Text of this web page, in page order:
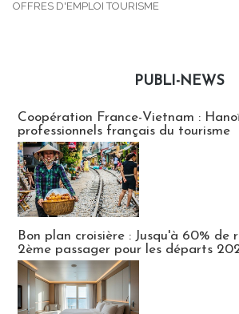
OFFRES D'EMPLOI TOURISME
PUBLI-NEWS
Coopération France-Vietnam :
professionnels français du tourisme
Bon plan croisière : Jusqu'à 60% de
2ème passager pour les départs